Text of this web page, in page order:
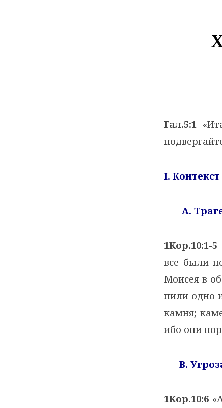
Гал.5:1
I.
A.
1Кор.10:1-5
все были
Моисея в
пили одно
камня;
ибо они
B.
1Кор.10:6